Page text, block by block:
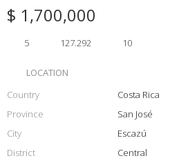
$ 1,700,000
5 127.292 10
LOCATION
Country
Costa Rica
Province
San José
City
Escazú
District
Central